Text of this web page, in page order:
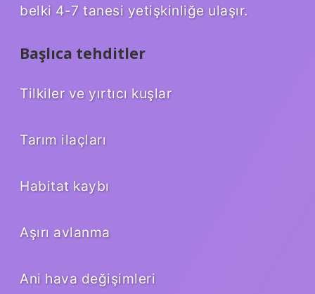
belki 4-7 tanesi yetişkinliğe ulaşır.
Başlıca tehditler
Tilkiler ve yırtıcı kuşlar
Tarım ilaçları
Habitat kaybı
Aşırı avlanma
Ani hava değişimleri